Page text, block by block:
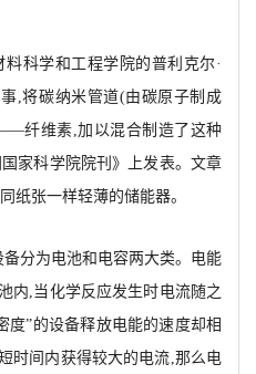
科学和工程学院的普利克尔·
事,将碳纳米管道(由碳原子制成
纤维素,加以混合制造了这种
家科学院院刊》上发表。文章
纸张一样轻薄的储能器。
分为电池和电容两大类。电能
内,当化学反应发生时电流随之
度”的设备释放电能的速度却相
时间内获得较大的电流,那么电